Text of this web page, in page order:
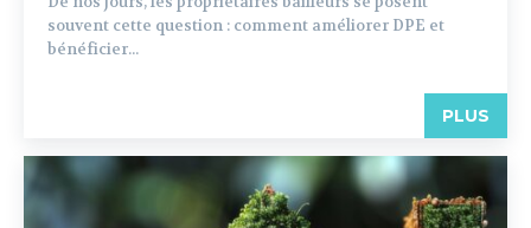
souvent cette question : comment améliorer DPE et
bénéficier...
PLUS